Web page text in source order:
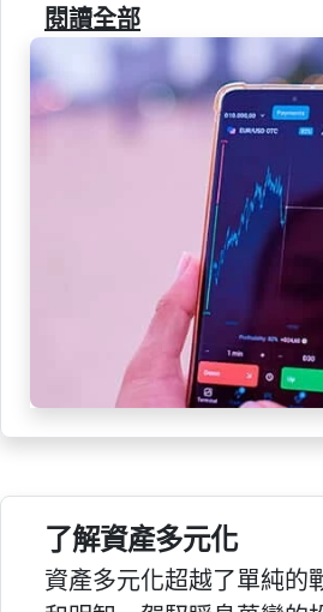
閱讀全部
了解資產多元化
資產多元化超越了單純的